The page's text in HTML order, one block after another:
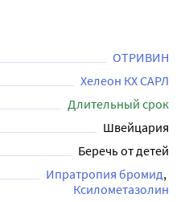
Перед применением
с врачом.
ОТРИВИН
Хелеон КХ САРЛ
Длительный срок
Швейцария
Беречь от детей
Ипратропия бромид
Ксилометазолин